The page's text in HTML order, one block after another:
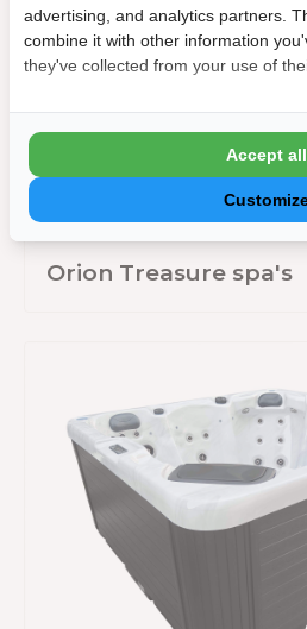
Orion Treasure spa's
advertising, and analytics partners.
combine it with other information
they've collected from your use of
Accept all